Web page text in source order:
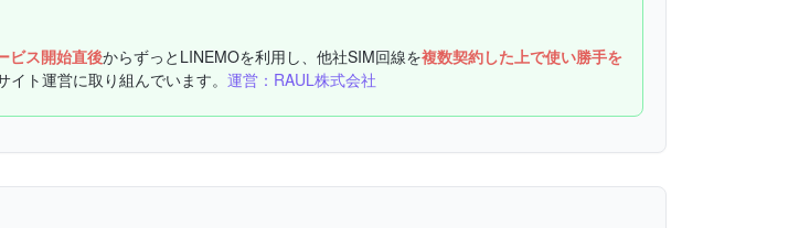
ビス開始直後からずっとLINEMOを利用し、他社SIM回線を複数契約した上で使い勝手を
イト運営に取り組んでいます。 運営：RAUL株式会社